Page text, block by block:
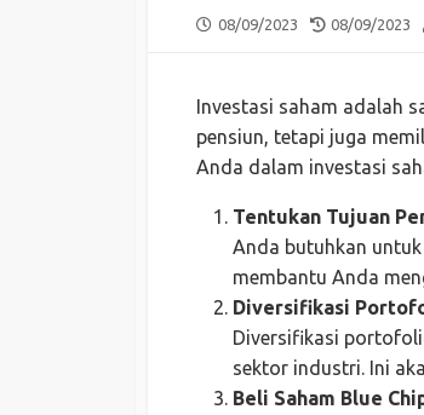
PUBLISHED
08/09/2023
LAST
08/09/2023
Investasi saham adalah
pensiun, tetapi juga
Anda dalam investasi
Tentukan Tujuan
Anda butuhkan
membantu Anda
Diversifikasi
Diversifikasi
sektor industri. Ini
Beli Saham Blue